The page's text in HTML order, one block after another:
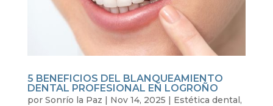
5 BENEFICIOS DEL BLANQUEAMIENTO
DENTAL PROFESIONAL EN LOGROÑO
por Sonrío la Paz | Nov 14, 2025 | Estética dental,